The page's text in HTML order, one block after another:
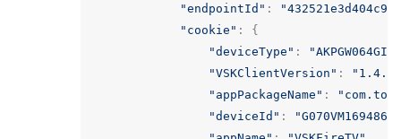
"endpointId" :
"cookie" :
{
"deviceType" :
"VSKClientVersion" :
"1.4.6"
"appPackageName" :
"deviceId" :